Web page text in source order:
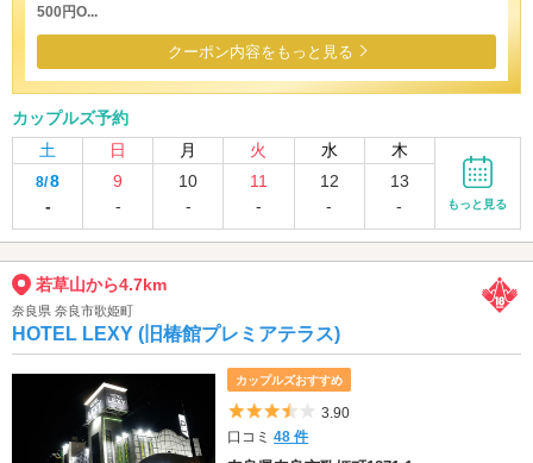
500円O...
クーポン内容をもっと見る
カップルズ予約
土
日 月 火 水 木
8/8
-
9
-
10
-
11
-
12
-
13
-
もっと見る
若草山から4.7km
奈良県 奈良市歌姫町
HOTEL LEXY (旧椿館プレミアテラス)
カップルズおすすめ
5つ星のうち3.5
3.90
口コミ48 件